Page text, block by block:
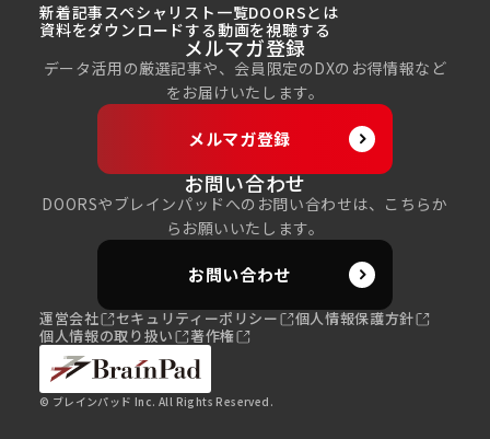
新着記事スペシャリスト一覧DOORSとは
資料をダウンロードする動画を視聴する
メルマガ登録
データ活用の厳選記事や、会員限定のDXのお得情報など
をお届けいたします。
メルマガ登録
お問い合わせ
DOORSやブレインパッドへのお問い合わせは、こちらか
らお願いいたします。
お問い合わせ
運営会社 セキュリティーポリシー
個人情報保護方針
個人情報の取り扱い
著作権
© ブレインパッド Inc. All Rights Reserved.